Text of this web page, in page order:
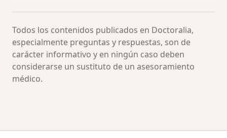
Todos los contenidos publicados en Doctoralia,
especialmente preguntas y respuestas, son de
carácter informativo y en ningún caso deben
considerarse un sustituto de un asesoramiento
médico.